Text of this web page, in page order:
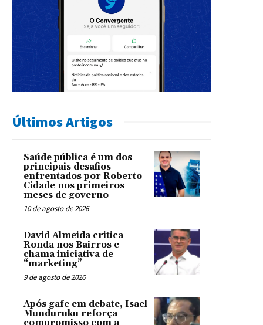
Últimos Artigos
Saúde pública é um dos
principais desafios
enfrentados por Roberto
Cidade nos primeiros
meses de governo
10 de agosto de 2026
David Almeida critica
Ronda nos Bairros e
chama iniciativa de
“marketing”
9 de agosto de 2026
Após gafe em debate, Isael
Munduruku reforça